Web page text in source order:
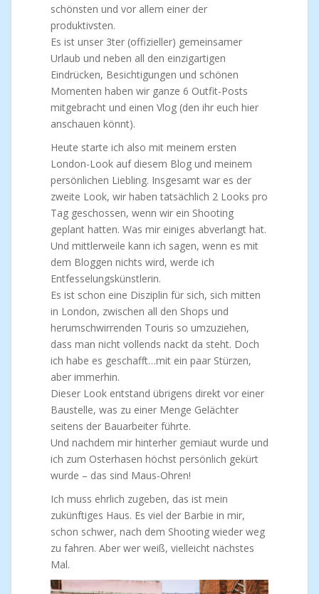
schönsten und vor allem einer der
produktivsten.
Es ist unser 3ter (offizieller) gemeinsamer
Urlaub und neben all den einzigartigen
Eindrücken, Besichtigungen und schönen
Momenten haben wir ganze 6 Outfit-Posts
mitgebracht und einen Vlog (den ihr euch hier
anschauen könnt).
Heute starte ich also mit meinem ersten
London-Look auf diesem Blog und meinem
persönlichen Liebling. Insgesamt war es der
zweite Look, wir haben tatsächlich 2 Looks pro
Tag geschossen, wenn wir ein Shooting
geplant hatten. Was mir einiges abverlangt hat.
Und mittlerweile kann ich sagen, wenn es mit
dem Bloggen nichts wird, werde ich
Entfesselungskünstlerin.
Es ist schon eine Disziplin für sich, sich mitten
in London, zwischen all den Shops und
herumschwirrenden Touris so umzuziehen,
dass man nicht vollends nackt da steht. Doch
ich habe es geschafft…mit ein paar Stürzen,
aber immerhin.
Dieser Look entstand übrigens direkt vor einer
Baustelle, was zu einer Menge Gelächter
seitens der Bauarbeiter führte.
Und nachdem mir hinterher gemiaut wurde und
ich zum Osterhasen höchst persönlich gekürt
wurde – das sind Maus-Ohren!
Ich muss ehrlich zugeben, das ist mein
zukünftiges Haus. Es viel der Barbie in mir,
schon schwer, nach dem Shooting wieder weg
zu fahren. Aber wer weiß, vielleicht nächstes
Mal.